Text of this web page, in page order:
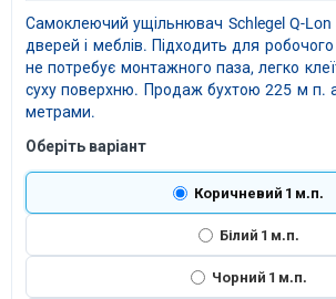
Самоклеючий ущільнювач Schlegel Q-Lon
дверей і меблів. Підходить для
не потребує монтажного паза, легко
суху поверхню. Продаж бухтою 225 м п.
метрами.
Оберіть варіант
Коричневий 1 м.п.
Білий 1 м.п.
Чорний 1 м.п.